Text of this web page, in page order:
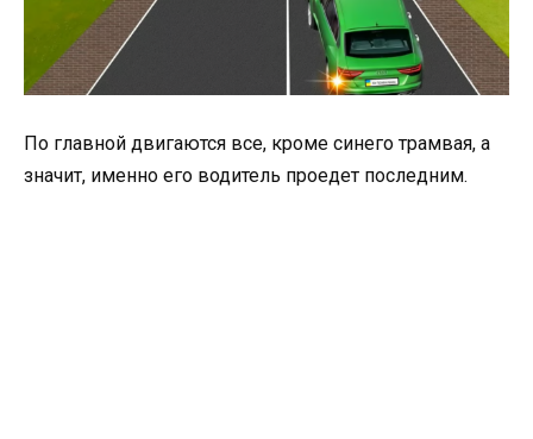
По главной двигаются все, кроме синего трамвая, а
значит, именно его водитель проедет последним.